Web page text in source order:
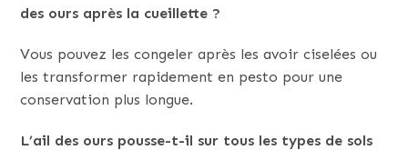
des ours après la cueillette ?
Vous pouvez les congeler après les avoir ciselées ou
les transformer rapidement en pesto pour une
conservation plus longue.
L’ail des ours pousse-t-il sur tous les types de sols